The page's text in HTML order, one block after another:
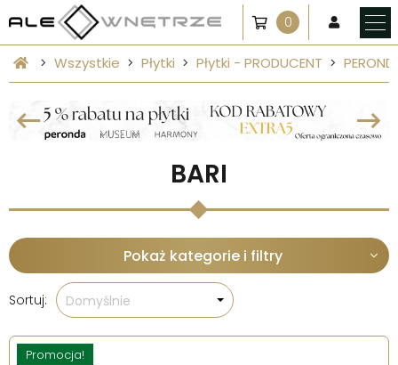
0
Wszystkie Płytki Płytki - PRODUCENT
BARI
Pokaż kategorie i filtry
Sortuj: Domyślnie
Promocja!